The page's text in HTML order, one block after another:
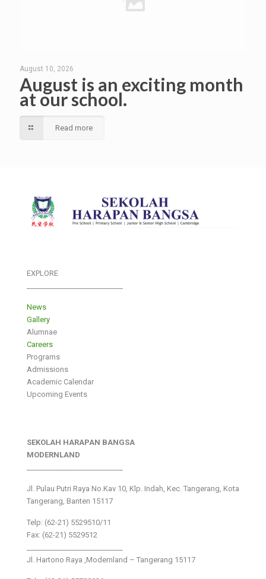
August 10, 2026
August is an exciting month
at our school.
Read more
EXPLORE
News
Gallery
Alumnae
Careers
Programs
Admissions
Academic Calendar
Upcoming Events
SEKOLAH HARAPAN BANGSA
MODERNLAND
Jl. Pulau Putri Raya No.Kav 10, Klp. Indah, Kec. Tangerang, Kota
Tangerang, Banten 15117
Telp: (62-21) 5529510/11
Fax: (62-21) 5529512
Jl. Hartono Raya ,Modernland – Tangerang 15117